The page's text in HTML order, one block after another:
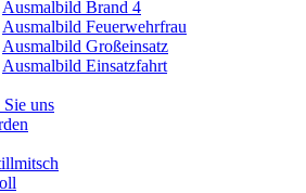
Ausmalbild Brand 4
Ausmalbild Feuerwehrfrau
Ausmalbild Großeinsatz
Ausmalbild Einsatzfahrt
uns